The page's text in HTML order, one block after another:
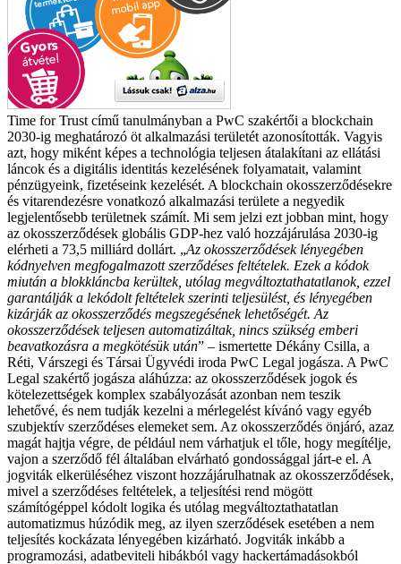
Time for Trust című tanulmányban a PwC szakértői a blockchain
2030-ig meghatározó öt alkalmazási területét azonosították. Vagyis
azt, hogy miként képes a technológia teljesen átalakítani az ellátási
láncok és a digitális identitás kezelésének folyamatait, valamint
pénzügyeink, fizetéseink kezelését. A blockchain okosszerződésekre
és vitarendezésre vonatkozó alkalmazási területe a negyedik
legjelentősebb területnek számít. Mi sem jelzi ezt jobban mint, hogy
az okosszerződések globális GDP-hez való hozzájárulása 2030-ig
elérheti a 73,5 milliárd dollárt. „Az okosszerződések lényegében
kódnyelven megfogalmazott szerződéses feltételek. Ezek a kódok
miután a blokkláncba kerültek, utólag megváltoztathatatlanok, ezzel
garantálják a lekódolt feltételek szerinti teljesülést, és lényegében
kizárják az okosszerződés megszegésének lehetőségét. Az
okosszerződések teljesen automatizáltak, nincs szükség emberi
beavatkozásra a megkötésük után” – ismertette Dékány Csilla, a
Réti, Várszegi és Társai Ügyvédi iroda PwC Legal jogásza. A PwC
Legal szakértő jogásza aláhúzza: az okosszerződések jogok és
kötelezettségek komplex szabályozását azonban nem teszik
lehetővé, és nem tudják kezelni a mérlegelést kívánó vagy egyéb
szubjektív szerződéses elemeket sem. Az okosszerződés önjáró, azaz
magát hajtja végre, de például nem várhatjuk el tőle, hogy megítélje,
vajon a szerződő fél általában elvárható gondossággal járt-e el. A
jogviták elkerüléséhez viszont hozzájárulhatnak az okosszerződések,
mivel a szerződéses feltételek, a teljesítési rend mögött
számítógéppel kódolt logika és utólag megváltoztathatatlan
automatizmus húzódik meg, az ilyen szerződések esetében a nem
teljesítés kockázata lényegében kizárható. Jogviták inkább a
programozási, adatbeviteli hibákból vagy hackertámadásokból